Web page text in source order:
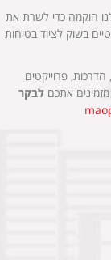
הוקמה כדי לשרת את
בשוק לציוד בטיחות
פרוייקטים
אתכם לבקר